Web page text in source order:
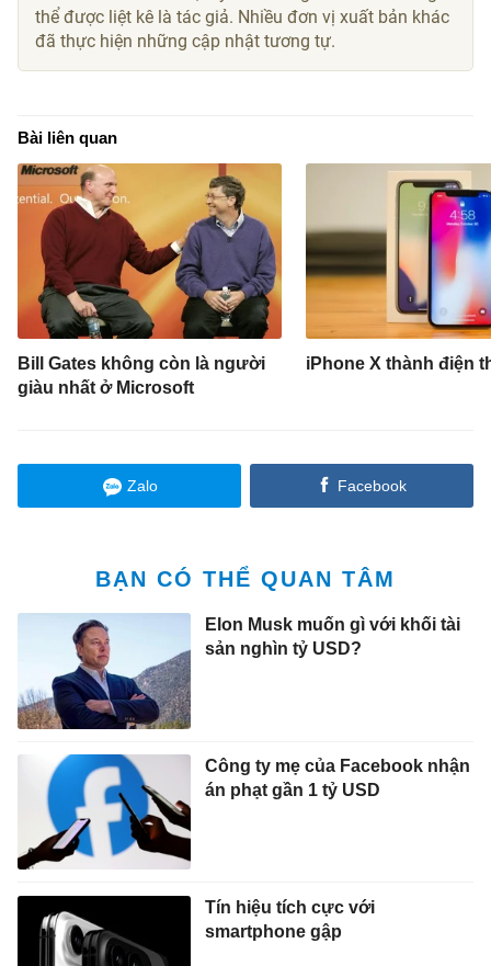
thể được liệt kê là tác giả. Nhiều đơn vị xuất bản khác
đã thực hiện những cập nhật tương tự.
Bài liên quan
Bill Gates không còn là người
giàu nhất ở Microsoft
iPhone X thành điện
Zalo Facebook
BẠN CÓ THỂ QUAN TÂM
Elon Musk muốn gì với khối tài
sản nghìn tỷ USD?
Công ty mẹ của Facebook nhận
án phạt gần 1 tỷ USD
Tín hiệu tích cực với
smartphone gập